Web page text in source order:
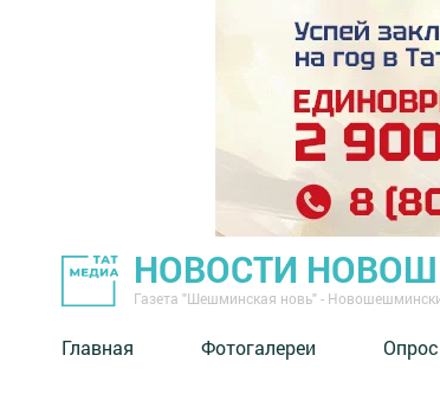
НОВОСТИ
Газета "Шешминская новь" -
Главная Фотогалереи